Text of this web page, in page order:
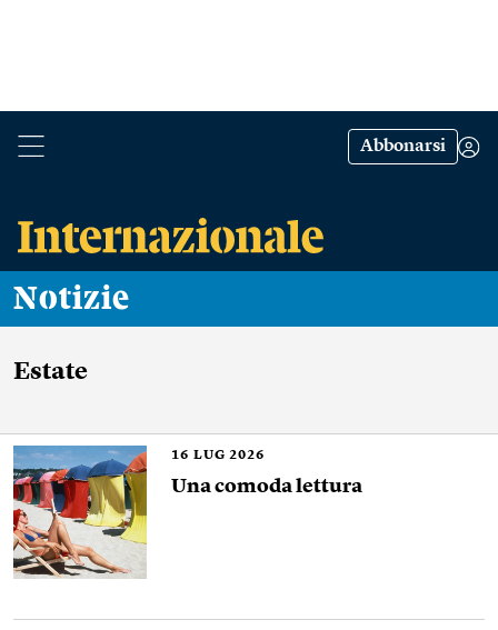
Abbonarsi
Notizie
Estate
16 LUG 2026
Una comoda lettura